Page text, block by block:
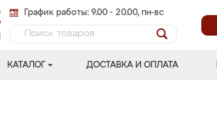
График работы: 9.00 - 20.00, пн-вс
КАТАЛОГ ДОСТАВКА И ОПЛАТА